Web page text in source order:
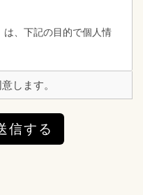
、下記の目的で個人情
て】
報を第三者に提供する
します。
信する